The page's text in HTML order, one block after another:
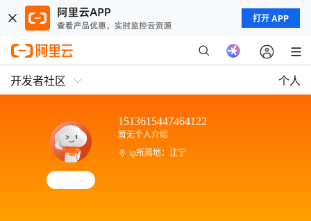
打开 APP
开发者社区 个人
1513615447464122
暂无个人介绍
ip所属地：辽宁